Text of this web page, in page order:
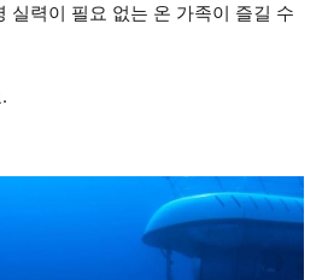
실력이 필요 없는 온 가족이 즐길 수